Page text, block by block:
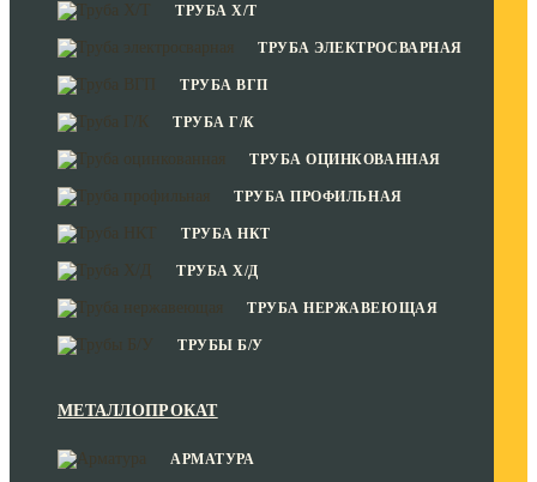
ТРУБА Х/Т
ТРУБА ЭЛЕКТРОСВАРНАЯ
ТРУБА ВГП
ТРУБА Г/К
ТРУБА ОЦИНКОВАННАЯ
ТРУБА ПРОФИЛЬНАЯ
ТРУБА НКТ
ТРУБА Х/Д
ТРУБА НЕРЖАВЕЮЩАЯ
ТРУБЫ Б/У
МЕТАЛЛОПРОКАТ
АРМАТУРА